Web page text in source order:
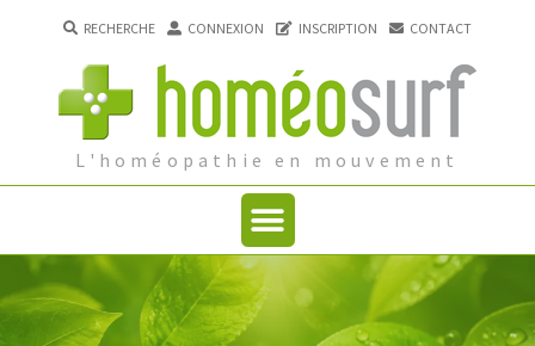
L'homéopathie en mouvement
RECHERCHE CONNEXION INSCRIPTION CONTACT